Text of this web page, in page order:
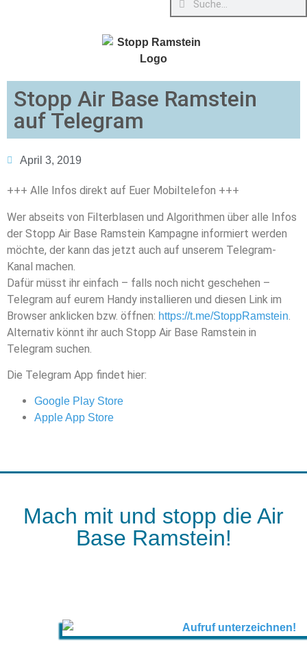
Stopp Air Base Ramstein
auf Telegram
April 3, 2019
+++ Alle Infos direkt auf Euer Mobiltelefon +++
Wer abseits von Filterblasen und Algorithmen über alle Infos
der Stopp Air Base Ramstein Kampagne informiert werden
möchte, der kann das jetzt auch auf unserem Telegram-
Kanal machen.
Dafür müsst ihr einfach – falls noch nicht geschehen –
Telegram auf eurem Handy installieren und diesen Link im
Browser anklicken bzw. öffnen: https://t.me/StoppRamstein
Alternativ könnt ihr auch Stopp Air Base Ramstein in
Telegram suchen.
Die Telegram App findet hier:
Google Play Store
Apple App Store
Mach mit und stopp die Air
Base Ramstein!